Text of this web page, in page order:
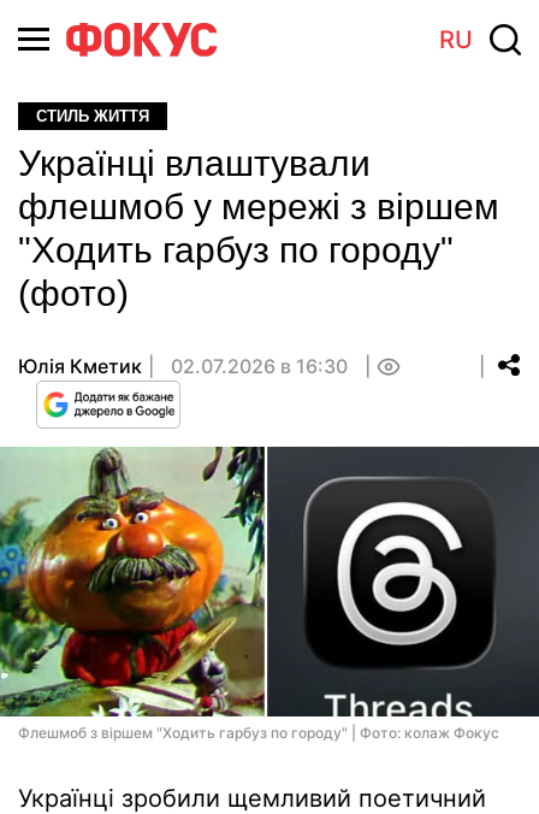
RU
СТИЛЬ ЖИТТЯ
Українці влаштували
флешмоб у мережі з віршем
"Ходить гарбуз по городу"
(фото)
Юлія Кметик 02.07.2026 в 16:30
Флешмоб з віршем "Ходить гарбуз по городу" | Фото: колаж Фокус
Українці зробили щемливий поетичний